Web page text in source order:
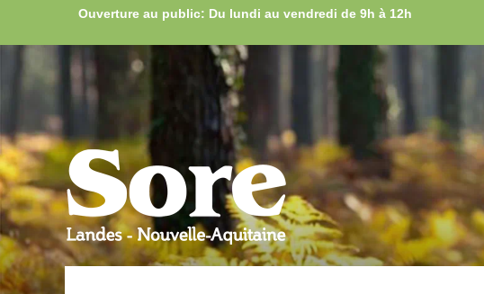
Ouverture au public: Du lundi au vendredi de 9h à 12h